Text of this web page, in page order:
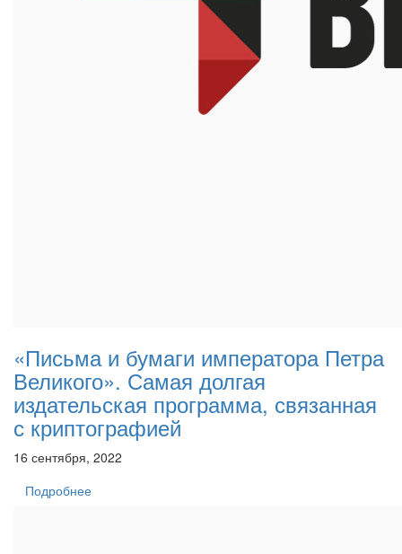
«Письма и бумаги императора Петра
Великого». Самая долгая
издательская программа, связанная
с криптографией
16 сентября, 2022
Подробнее